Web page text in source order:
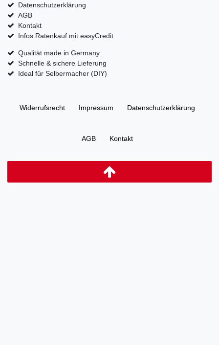
Datenschutzerklärung
AGB
Kontakt
Infos Ratenkauf mit easyCredit
Qualität made in Germany
Schnelle & sichere Lieferung
Ideal für Selbermacher (DIY)
Widerrufs­recht Impressum Daten­schutz­erklärung
AGB Kontakt